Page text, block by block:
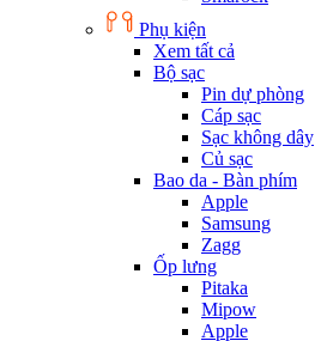
Phụ kiện
Xem tất cả
Bộ sạc
Pin dự phòng
Cáp sạc
Sạc không dây
Củ sạc
Bao da - Bàn phím
Apple
Samsung
Zagg
Ốp lưng
Pitaka
Mipow
Apple